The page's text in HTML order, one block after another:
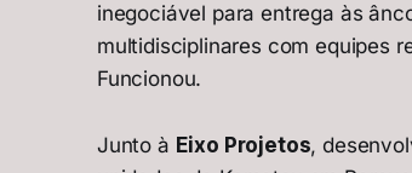
inegociável para entrega às
multidisciplinares com equipes
Funcionou.
Junto à Eixo Projetos,